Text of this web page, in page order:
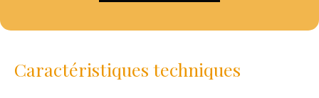
Caractéristiques techniques